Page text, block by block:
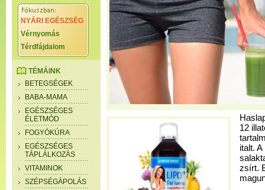
NYÁRI EGÉSZSÉG
Vérnyomás
Térdfájdalom
TÉMÁINK
BETEGSÉGEK
BABA-MAMA
EGÉSZSÉGES
ÉLETMÓD
FOGYÓKÚRA
EGÉSZSÉGES
TÁPLÁLKOZÁS
VITAMINOK
SZÉPSÉGÁPOLÁS
12
italt.
zsírt.